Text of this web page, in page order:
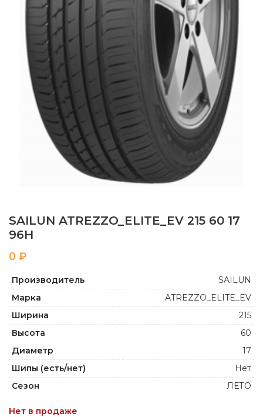
SAILUN ATREZZO_ELITE_EV 215 60 17
96H
₽
Производитель
SAILUN
Марка
ATREZZO_ELITE_EV
Ширина
215
Высота
60
Диаметр
17
Шипы (есть/нет)
Нет
Сезон
ЛЕТО
Нет в продаже